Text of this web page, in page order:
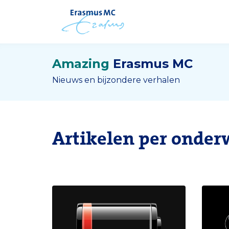
Amazing Erasmus MC
Nieuws en bijzondere verhalen
Artikelen per